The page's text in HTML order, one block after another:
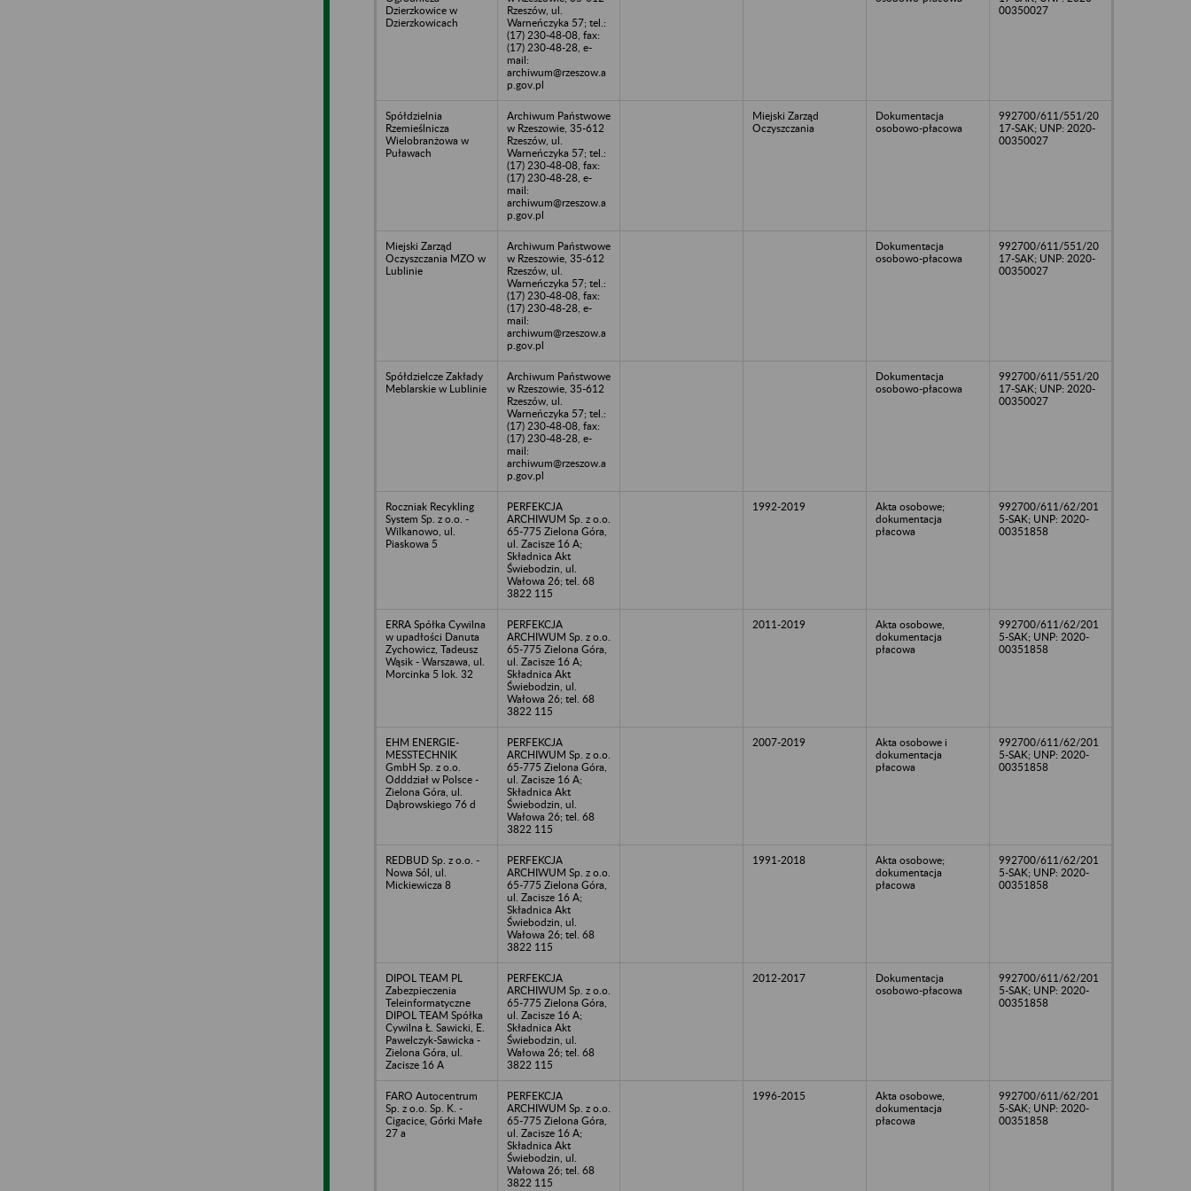
Dzierzkowice w
Dzierzkowicach
Rzeszów, ul.
Warneńczyka 57; tel.:
(17) 230-48-08, fax:
(17) 230-48-28, e-
mail:
archiwum@rzeszow.a
p.gov.pl
00350027
Spółdzielnia
Rzemieślnicza
Wielobranżowa w
Puławach
Archiwum Państwowe
w Rzeszowie, 35-612
Rzeszów, ul.
Warneńczyka 57; tel.:
(17) 230-48-08, fax:
(17) 230-48-28, e-
mail:
archiwum@rzeszow.a
p.gov.pl
Miejski Zarząd
Oczyszczania
Dokumentacja
osobowo-płacowa
992700/611/551/20
17-SAK; UNP: 2020-
00350027
Miejski Zarząd
Oczyszczania MZO w
Lublinie
Archiwum Państwowe
w Rzeszowie, 35-612
Rzeszów, ul.
Warneńczyka 57; tel.:
(17) 230-48-08, fax:
(17) 230-48-28, e-
mail:
archiwum@rzeszow.a
p.gov.pl
Dokumentacja
osobowo-płacowa
992700/611/551/20
17-SAK; UNP: 2020-
00350027
Spółdzielcze Zakłady
Meblarskie w Lublinie
Archiwum Państwowe
w Rzeszowie, 35-612
Rzeszów, ul.
Warneńczyka 57; tel.:
(17) 230-48-08, fax:
(17) 230-48-28, e-
mail:
archiwum@rzeszow.a
p.gov.pl
Dokumentacja
osobowo-płacowa
992700/611/551/20
17-SAK; UNP: 2020-
00350027
Roczniak Recykling
System Sp. z o.o. -
Wilkanowo, ul.
Piaskowa 5
PERFEKCJA
ARCHIWUM Sp. z o.o.
65-775 Zielona Góra,
ul. Zacisze 16 A;
Składnica Akt
Świebodzin, ul.
Wałowa 26; tel. 68
3822 115
1992-2019
Akta osobowe;
dokumentacja
płacowa
992700/611/62/201
5-SAK; UNP: 2020-
00351858
ERRA Spółka Cywilna
w upadłości Danuta
Zychowicz, Tadeusz
Wąsik - Warszawa, ul.
Morcinka 5 lok. 32
PERFEKCJA
ARCHIWUM Sp. z o.o.
65-775 Zielona Góra,
ul. Zacisze 16 A;
Składnica Akt
Świebodzin, ul.
Wałowa 26; tel. 68
3822 115
2011-2019
Akta osobowe,
dokumentacja
płacowa
992700/611/62/201
5-SAK; UNP: 2020-
00351858
EHM ENERGIE-
MESSTECHNIK
GmbH Sp. z o.o.
Odddział w Polsce -
Zielona Góra, ul.
Dąbrowskiego 76 d
PERFEKCJA
ARCHIWUM Sp. z o.o.
65-775 Zielona Góra,
ul. Zacisze 16 A;
Składnica Akt
Świebodzin, ul.
Wałowa 26; tel. 68
3822 115
2007-2019
Akta osobowe i
dokumentacja
płacowa
992700/611/62/201
5-SAK; UNP: 2020-
00351858
REDBUD Sp. z o.o. -
Nowa Sól, ul.
Mickiewicza 8
PERFEKCJA
ARCHIWUM Sp. z o.o.
65-775 Zielona Góra,
ul. Zacisze 16 A;
Składnica Akt
Świebodzin, ul.
Wałowa 26; tel. 68
3822 115
1991-2018
Akta osobowe;
dokumentacja
płacowa
992700/611/62/201
5-SAK; UNP: 2020-
00351858
DIPOL TEAM PL
Zabezpieczenia
Teleinformatyczne
DIPOL TEAM Spółka
Cywilna Ł. Sawicki, E.
Pawelczyk-Sawicka -
Zielona Góra, ul.
Zacisze 16 A
PERFEKCJA
ARCHIWUM Sp. z o.o.
65-775 Zielona Góra,
ul. Zacisze 16 A;
Składnica Akt
Świebodzin, ul.
Wałowa 26; tel. 68
3822 115
2012-2017
Dokumentacja
osobowo-płacowa
992700/611/62/201
5-SAK; UNP: 2020-
00351858
FARO Autocentrum
Sp. z o.o. Sp. K. -
Cigacice, Górki Małe
27 a
PERFEKCJA
ARCHIWUM Sp. z o.o.
65-775 Zielona Góra,
ul. Zacisze 16 A;
Składnica Akt
Świebodzin, ul.
Wałowa 26; tel. 68
3822 115
1996-2015
Akta osobowe,
dokumentacja
płacowa
992700/611/62/201
5-SAK; UNP: 2020-
00351858